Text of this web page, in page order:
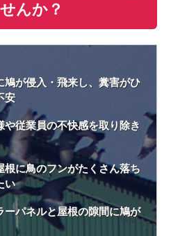
んか？
鳩が侵入・飛来し、糞害がひ
安
や従業員の不快感を取り除き
根に鳥のフンがたくさん落ち
い
ーパネルと屋根の隙間に鳩が